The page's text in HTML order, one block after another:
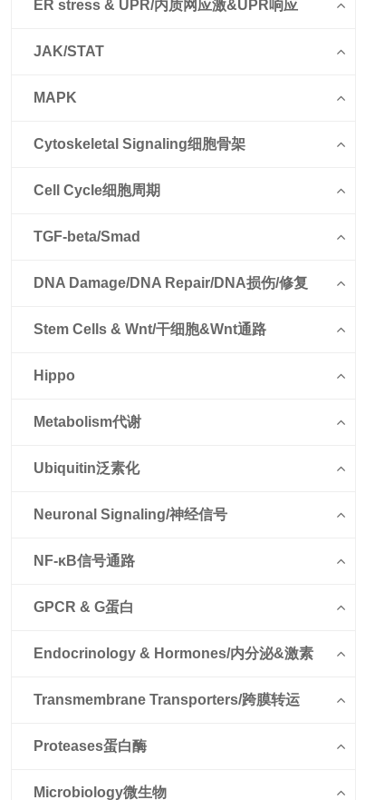
ER stress & UPR/内质网应激&UPR响应
JAK/STAT
MAPK
Cytoskeletal Signaling细胞骨架
Cell Cycle细胞周期
TGF-beta/Smad
DNA Damage/DNA Repair/DNA损伤/修复
Stem Cells & Wnt/干细胞&Wnt通路
Hippo
Metabolism代谢
Ubiquitin泛素化
Neuronal Signaling/神经信号
NF-κB信号通路
GPCR & G蛋白
Endocrinology & Hormones/内分泌&激素
Transmembrane Transporters/跨膜转运
Proteases蛋白酶
Microbiology微生物